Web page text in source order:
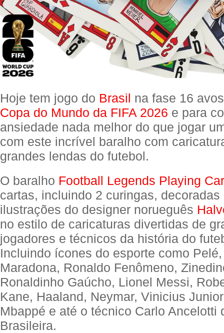
Hoje tem jogo do Brasil na fase 16
Copa do Mundo da FIFA 2026 e para
ansiedade nada melhor do que jogar
com este incrível baralho com
grandes lendas do futebol.
O baralho Football Legends Playing
cartas, incluindo 2 curingas, decoradas
ilustrações do designer norueguês
no estilo de caricaturas divertidas de
jogadores e técnicos da história do
Incluindo ícones do esporte como
Maradona, Ronaldo Fenômeno,
Ronaldinho Gaúcho, Lionel Messi,
Kane, Haaland, Neymar, Vinicius
Mbappé e até o técnico Carlo Ancelotti
Brasileira.